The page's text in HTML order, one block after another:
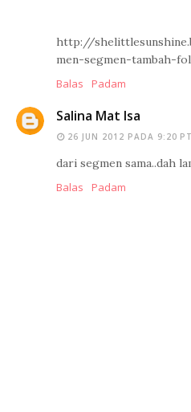
http://
men-segmen-tambah-
Balas
Padam
Salina Mat Isa
26 JUN 2012 PADA 9:20
dari segmen sama..dah
Balas
Padam